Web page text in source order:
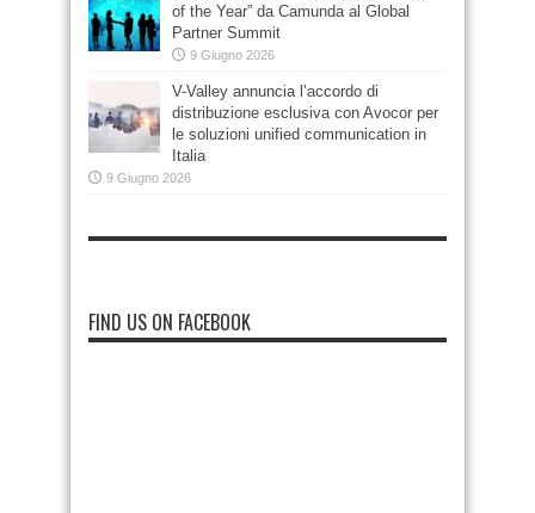
of the Year” da Camunda al Global
Partner Summit
9 Giugno 2026
V-Valley annuncia l’accordo di
distribuzione esclusiva con Avocor per
le soluzioni unified communication in
Italia
9 Giugno 2026
FIND US ON FACEBOOK